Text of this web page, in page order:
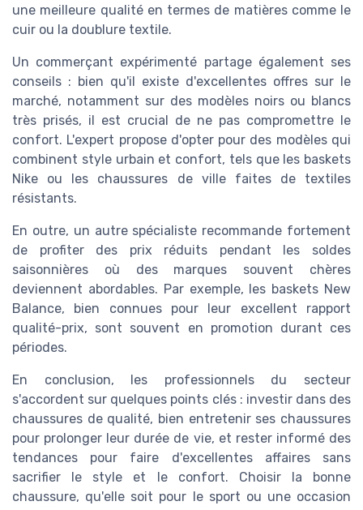
une meilleure qualité en termes de matières comme le
cuir ou la doublure textile.
Un commerçant expérimenté partage également ses
conseils : bien qu'il existe d'excellentes offres sur le
marché, notamment sur des modèles noirs ou blancs
très prisés, il est crucial de ne pas compromettre le
confort. L'expert propose d'opter pour des modèles qui
combinent style urbain et confort, tels que les baskets
Nike ou les chaussures de ville faites de textiles
résistants.
En outre, un autre spécialiste recommande fortement
de profiter des prix réduits pendant les soldes
saisonnières où des marques souvent chères
deviennent abordables. Par exemple, les baskets New
Balance, bien connues pour leur excellent rapport
qualité-prix, sont souvent en promotion durant ces
périodes.
En conclusion, les professionnels du secteur
s'accordent sur quelques points clés : investir dans des
chaussures de qualité, bien entretenir ses chaussures
pour prolonger leur durée de vie, et rester informé des
tendances pour faire d'excellentes affaires sans
sacrifier le style et le confort. Choisir la bonne
chaussure, qu'elle soit pour le sport ou une occasion